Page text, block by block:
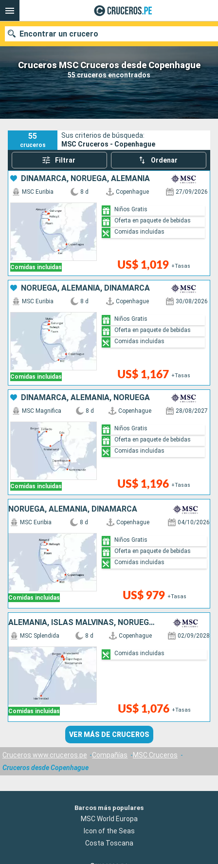
Cruceros MSC Cruceros desde Copenhague
55 cruceros encontrados
Encontrar un crucero
Nuestros destinos
Fecha de salida
Puertos
Buscar
55
cruceros
Sus criterios de búsqueda:
MSC Cruceros - Copenhague
Filtrar Ordenar
DINAMARCA, NORUEGA, ALEMANIA
Comidas incluidas
MSC Euribia 8 d Copenhague 27/09/2026
US$ 1,019 +Tasas
Niños Gratis
Oferta en paquete de bebidas
Comidas incluidas
NORUEGA, ALEMANIA, DINAMARCA
Comidas incluidas
MSC Euribia 8 d Copenhague 30/08/2026
US$ 1,167 +Tasas
Niños Gratis
Oferta en paquete de bebidas
Comidas incluidas
DINAMARCA, ALEMANIA, NORUEGA
Comidas incluidas
MSC Magnifica 8 d Copenhague 28/08/2027
US$ 1,196 +Tasas
Niños Gratis
Oferta en paquete de bebidas
Comidas incluidas
NORUEGA, ALEMANIA, DINAMARCA
Comidas incluidas
MSC Euribia 8 d Copenhague 04/10/2026
US$ 979 +Tasas
Niños Gratis
Oferta en paquete de bebidas
Comidas incluidas
ALEMANIA, ISLAS MALVINAS, NORUEGA, DINAMARCA
Comidas incluidas
MSC Splendida 8 d Copenhague 02/09/2028
US$ 1,076 +Tasas
Comidas incluidas
VER MÁS DE CRUCEROS
Cruceros www.cruceros.pe Compañías
MSC Cruceros
Cruceros desde Copenhague
Barcos más populares
MSC World Europa
Icon of the Seas
Costa Toscana